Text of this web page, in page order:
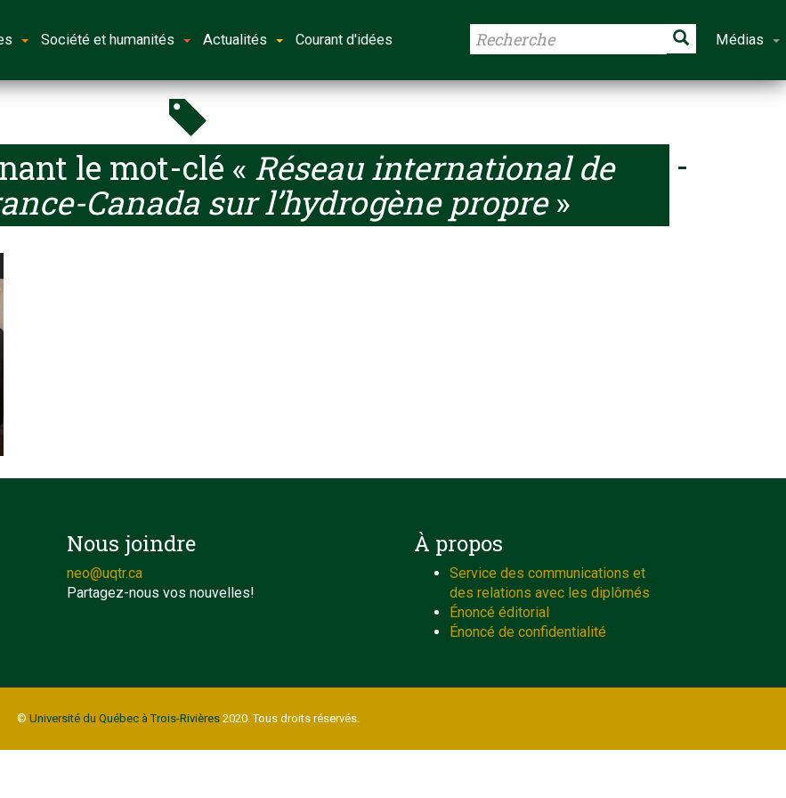
Société et humanités Actualités Courant d'idées Médias
le mot-clé « Réseau international de
Canada sur l’hydrogène propre»
Nous joindre
neo@uqtr.ca
Partagez-nous vos nouvelles!
À propos
Service des communications et
des relations avec les diplômés
Énoncé éditorial
Énoncé de confidentialité
© Université du Québec à Trois-Rivières2020. Tous droits réservés.